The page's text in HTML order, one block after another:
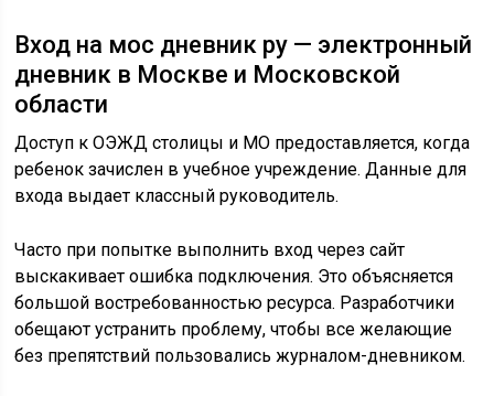
Вход на мос дневник ру — электронный
дневник в Москве и Московской
области
Доступ к ОЭЖД столицы и МО предоставляется, когда
ребенок зачислен в учебное учреждение. Данные для
входа выдает классный руководитель.
Часто при попытке выполнить вход через сайт
выскакивает ошибка подключения. Это объясняется
большой востребованностью ресурса. Разработчики
обещают устранить проблему, чтобы все желающие
без препятствий пользовались журналом-дневником.